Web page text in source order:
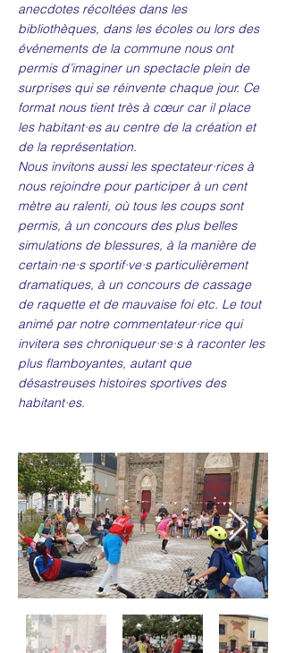
anecdotes récoltées dans les
bibliothèques, dans les écoles ou lors des
événements de la commune nous ont
permis d’imaginer un spectacle plein de
surprises qui se réinvente chaque jour. Ce
format nous tient très à cœur car il place
les habitant·es au centre de la création et
de la représentation.
Nous invitons aussi les spectateur·rices à
nous rejoindre pour participer à un cent
mètre au ralenti, où tous les coups sont
permis, à un concours des plus belles
simulations de blessures, à la manière de
certain·ne·s sportif·ve·s particulièrement
dramatiques, à un concours de cassage
de raquette et de mauvaise foi etc. Le tout
animé par notre commentateur·rice qui
invitera ses chroniqueur·se·s à raconter les
plus flamboyantes, autant que
désastreuses histoires sportives des
habitant·es.